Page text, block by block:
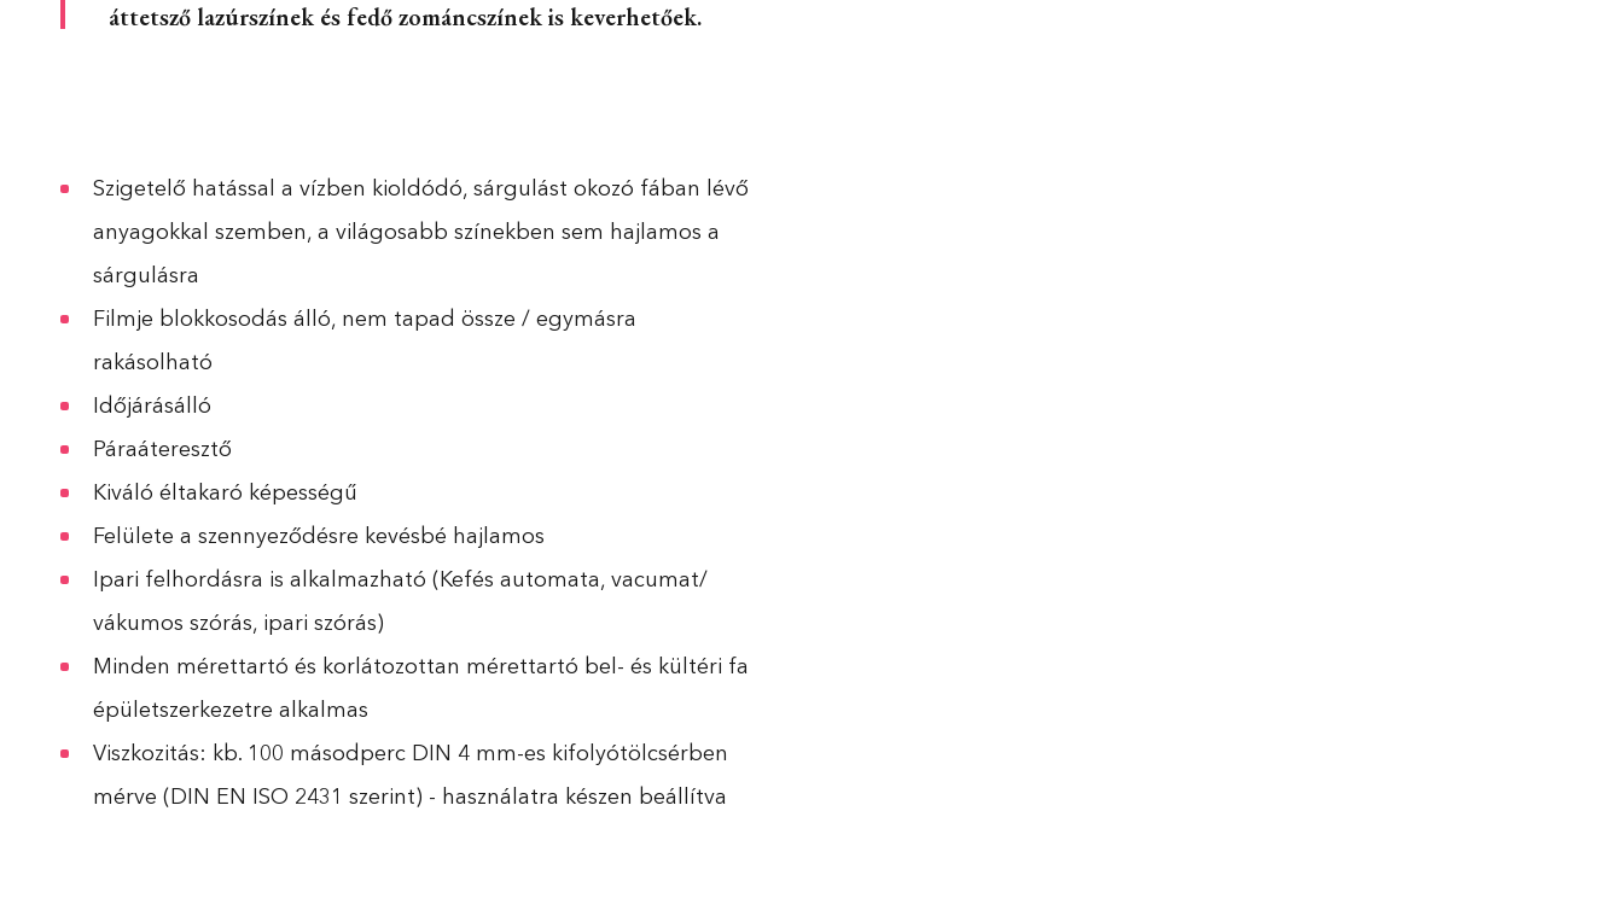
áttetsző lazúrszínek és fedő zománcszínek is keverhetőek.
Szigetelő hatással a vízben kioldódó, sárgulást okozó fában lévő
anyagokkal szemben, a világosabb színekben sem hajlamos a
sárgulásra
Filmje blokkosodás álló, nem tapad össze / egymásra
rakásolható
Időjárásálló
Páraáteresztő
Kiváló éltakaró képességű
Felülete a szennyeződésre kevésbé hajlamos
Ipari felhordásra is alkalmazható (Kefés automata, vacumat/
vákumos szórás, ipari szórás)
Minden mérettartó és korlátozottan mérettartó bel- és kültéri fa
épületszerkezetre alkalmas
Viszkozitás: kb. 100 másodperc DIN 4 mm-es kifolyótölcsérben
mérve (DIN EN ISO 2431 szerint) - használatra készen beállítva